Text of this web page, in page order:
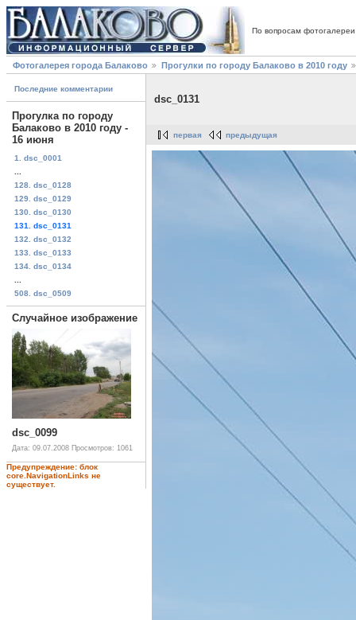
По вопросам
Фотогалерея города Балаково Прогулки по городу Балаково в 2010 году
Последние комментарии
Прогулка по городу
Балаково в 2010 году -
16 июня
1. dsc_0001
128. dsc_0128
129. dsc_0129
130. dsc_0130
131. dsc_0131
132. dsc_0132
133. dsc_0133
134. dsc_0134
508. dsc_0509
Случайное изображение
dsc_0099
Дата: 09.07.2008 Просмотров: 1061
Предупреждение: блок
core.NavigationLinks не
существует.
dsc_0131
первая предыдущая